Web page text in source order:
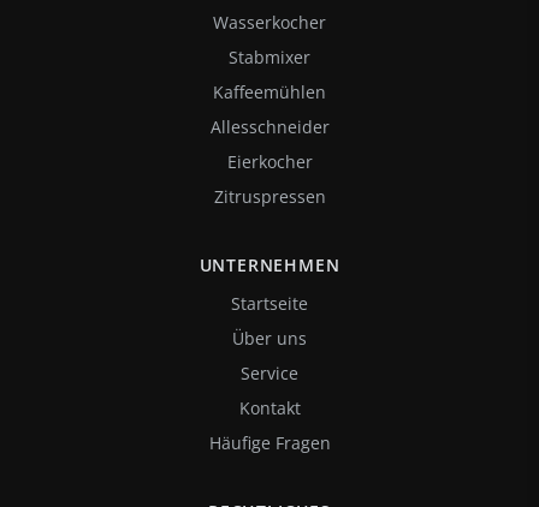
Wasserkocher
Stabmixer
Kaffeemühlen
Allesschneider
Eierkocher
Zitruspressen
UNTERNEHMEN
Startseite
Über uns
Service
Kontakt
Häufige Fragen